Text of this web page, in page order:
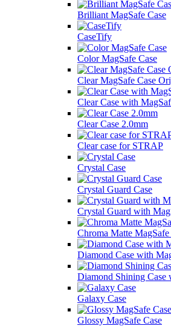
Brilliant MagSafe Case
CaseTify
Color MagSafe Case
Clear MagSafe Case
Clear Case with
Clear Case 2.0mm
Clear case for STRAP
Crystal Case
Crystal Guard Case
Crystal Guard with
Chroma Matte MagSafe
Diamond Case with
Diamond Shining Case
Galaxy Case
Glossy MagSafe Case